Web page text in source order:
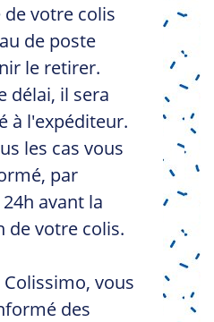
de votre colis
de poste
le retirer.
délai, il sera
à l'expéditeur.
les cas vous
par
avant la
de votre colis.
Colissimo, vous
des